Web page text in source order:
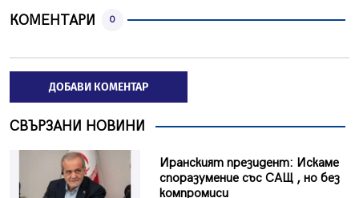
КОМЕНТАРИ 0
ДОБАВИ КОМЕНТАР
СВЪРЗАНИ НОВИНИ
Иранският президент: Искаме
споразумение със САЩ , но без
компромиси